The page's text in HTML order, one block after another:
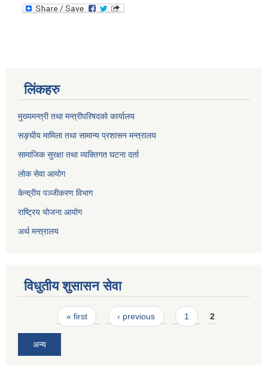
लिंकहरु
मुख्यमन्त्री तथा मन्त्रीपरिषदको कार्यालय
सङ्घीय मामिला तथा सामान्य प्रशासन मन्त्रालय
सामाजिक सुरक्षा तथा व्यक्तिगत घटना दर्ता
लोक सेवा आयोग
केन्द्रीय पञ्जीकरण विभाग
राष्ट्रिय योजना आयोग
अर्थ मन्त्रालय
विधुतीय शुसासन सेवा
Pages« first ‹ previous 1 2
अन्य